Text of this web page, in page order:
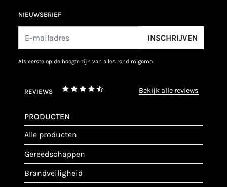
NIEUWSBRIEF
INSCHRIJVEN
als eerste op de hoogte zijn van alles rond migomo
REVIEWS bekijk alle reviews
PRODUCTEN
alle producten
gereedschappen
brandveiligheid